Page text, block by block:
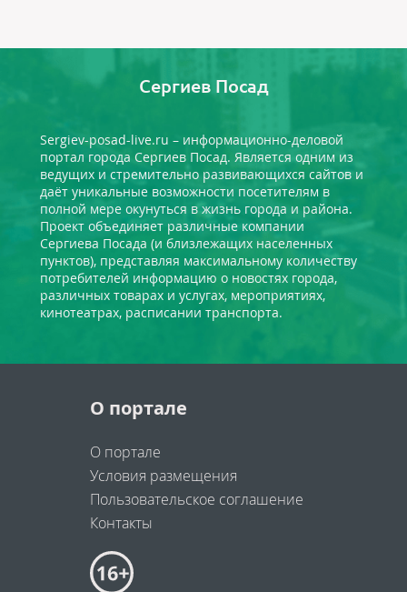
Сергиев Посад
Sergiev-posad-live.ru – информационно-деловой
портал города Сергиев Посад. Является одним из
ведущих и стремительно развивающихся сайтов и
даёт уникальные возможности посетителям в
полной мере окунуться в жизнь города и района.
Проект объединяет различные компании
Сергиева Посада (и близлежащих населенных
пунктов), представляя максимальному количеству
потребителей информацию о новостях города,
различных товарах и услугах, мероприятиях,
кинотеатрах, расписании транспорта.
О портале
О портале
Условия размещения
Пользовательское соглашение
Контакты